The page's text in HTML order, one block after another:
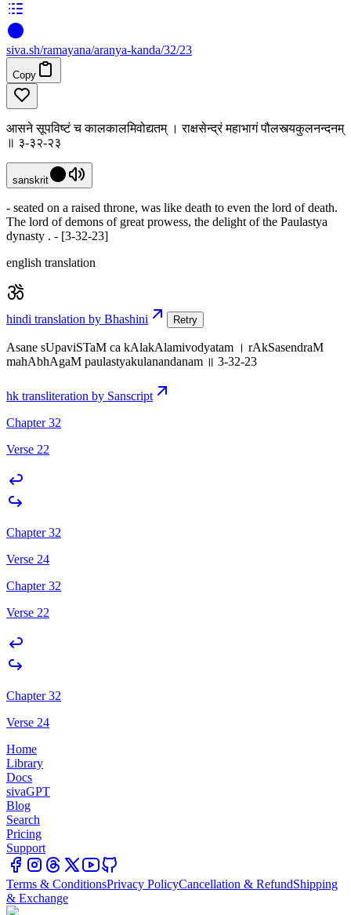
siva.sh/ramayana/aranya-kanda/32/23
Copy
आसने सूपविष्टं च कालकालमिवोद्यतम् । राक्षसेन्द्रं महाभागं पौलस्त्यकुलनन्दनम्
॥ ३-३२-२३
sanskrit
- seated on a raised throne, was like death to even the lord of death.
The lord of demons of great prowess, the delight of the Paulastya
dynasty . - [3-32-23]
english translation
hindi translation by Bhashini Retry
Asane sUpaviSTaM ca kAlakAlamivodyatam । rAkSasendraM
mahAbhAgaM paulastyakulanandanam ॥ 3-32-23
hk transliteration by Sanscript
Chapter 32
Verse 22
Chapter 32
Verse 24
Chapter 32
Verse 22
Chapter 32
Verse 24
Home
Library
Docs
sivaGPT
Blog
Search
Pricing
Support
Terms & ConditionsPrivacy PolicyCancellation & RefundShipping
& Exchange